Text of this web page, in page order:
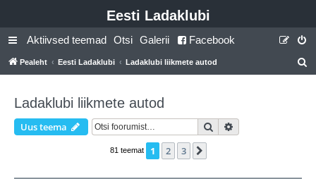
Eesti Ladaklubi
Aktiivsed teemad Otsi Galerii Facebook
Pealeht Eesti Ladaklubi Ladaklubi liikmete autod
t
Ladaklubi liikmete autod
Uus teema Otsi
81 teemat 1 2 3